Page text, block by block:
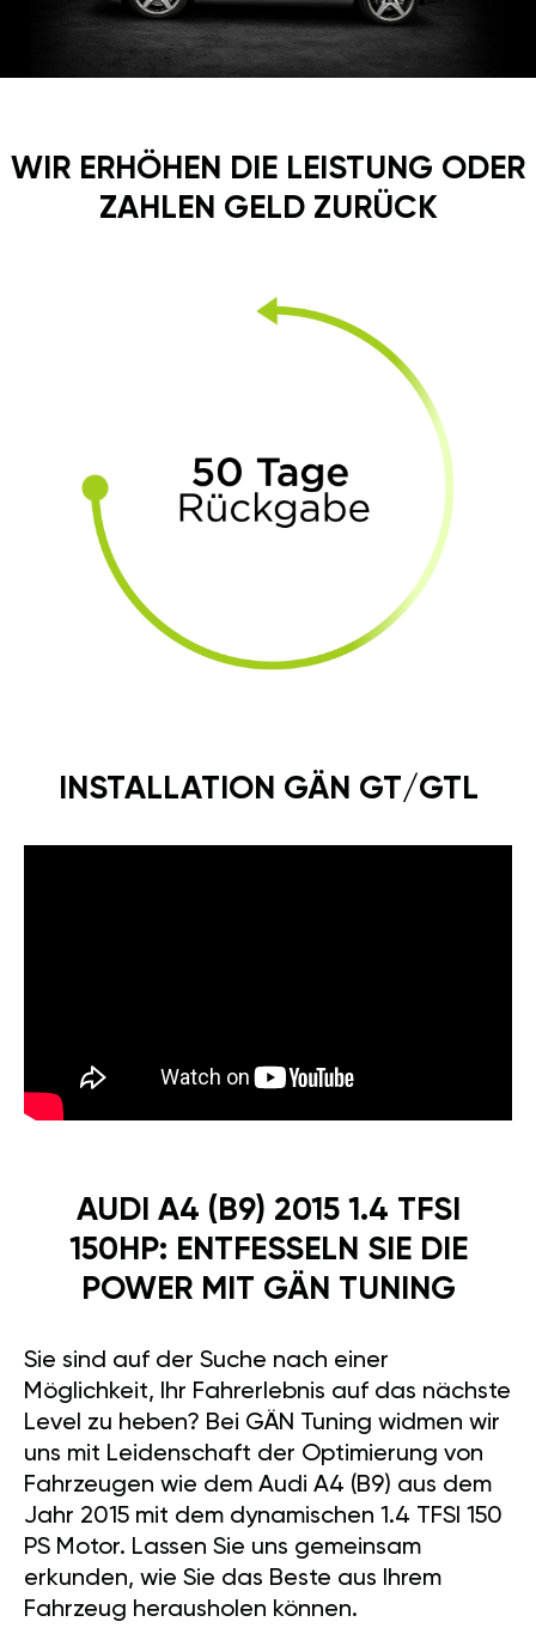
WIR ERHÖHEN DIE LEISTUNG ODER
ZAHLEN GELD ZURÜCK
INSTALLATION GÄN GT/GTL
AUDI A4 (B9) 2015 1.4 TFSI
150HP: ENTFESSELN SIE DIE
POWER MIT GÄN TUNING
Sie sind auf der Suche nach einer
Möglichkeit, Ihr Fahrerlebnis auf das nächste
Level zu heben? Bei GÄN Tuning widmen wir
uns mit Leidenschaft der Optimierung von
Fahrzeugen wie dem Audi A4 (B9) aus dem
Jahr 2015 mit dem dynamischen 1.4 TFSI 150
PS Motor. Lassen Sie uns gemeinsam
erkunden, wie Sie das Beste aus Ihrem
Fahrzeug herausholen können.